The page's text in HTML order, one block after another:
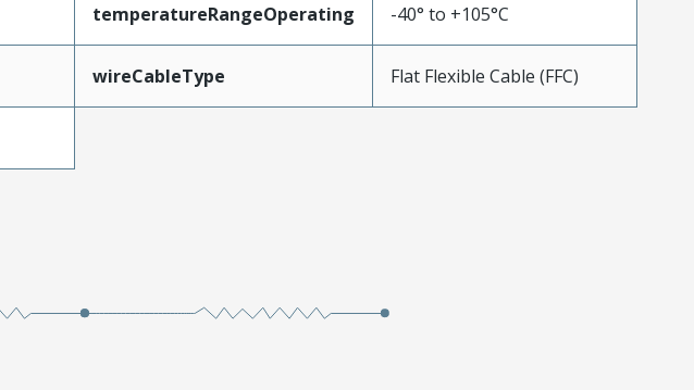
temperatureRangeOperating -40° to +105°C
wireCableType Flat Flexible Cable (FFC)